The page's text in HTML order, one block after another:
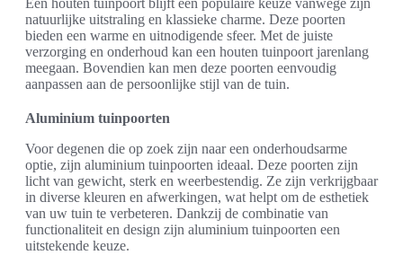
Een houten tuinpoort blijft een populaire keuze vanwege zijn
natuurlijke uitstraling en klassieke charme. Deze poorten
bieden een warme en uitnodigende sfeer. Met de juiste
verzorging en onderhoud kan een houten tuinpoort jarenlang
meegaan. Bovendien kan men deze poorten eenvoudig
aanpassen aan de persoonlijke stijl van de tuin.
Aluminium tuinpoorten
Voor degenen die op zoek zijn naar een onderhoudsarme
optie, zijn aluminium tuinpoorten ideaal. Deze poorten zijn
licht van gewicht, sterk en weerbestendig. Ze zijn verkrijgbaar
in diverse kleuren en afwerkingen, wat helpt om de esthetiek
van uw tuin te verbeteren. Dankzij de combinatie van
functionaliteit en design zijn aluminium tuinpoorten een
uitstekende keuze.